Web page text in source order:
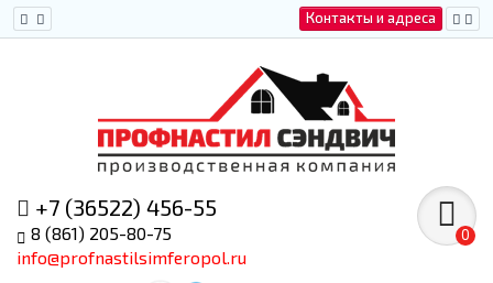
Контакты и адреса
+7 (36522) 456-55
8 (861) 205-80-75
info@profnastilsimferopol.ru
0